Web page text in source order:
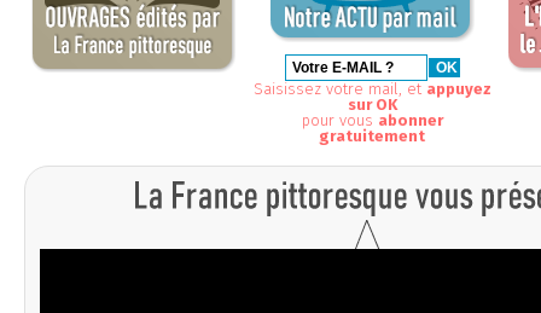
Saisissez votre mail, et appuyez
sur OK
pour vous abonner
gratuitement